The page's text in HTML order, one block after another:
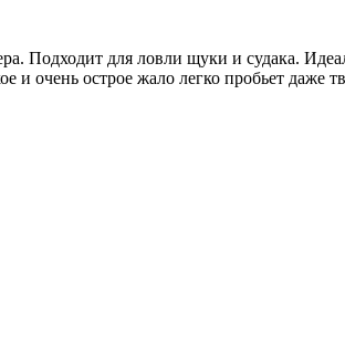
Подходит для ловли щуки и судака.
и очень острое жало легко пробьет даже